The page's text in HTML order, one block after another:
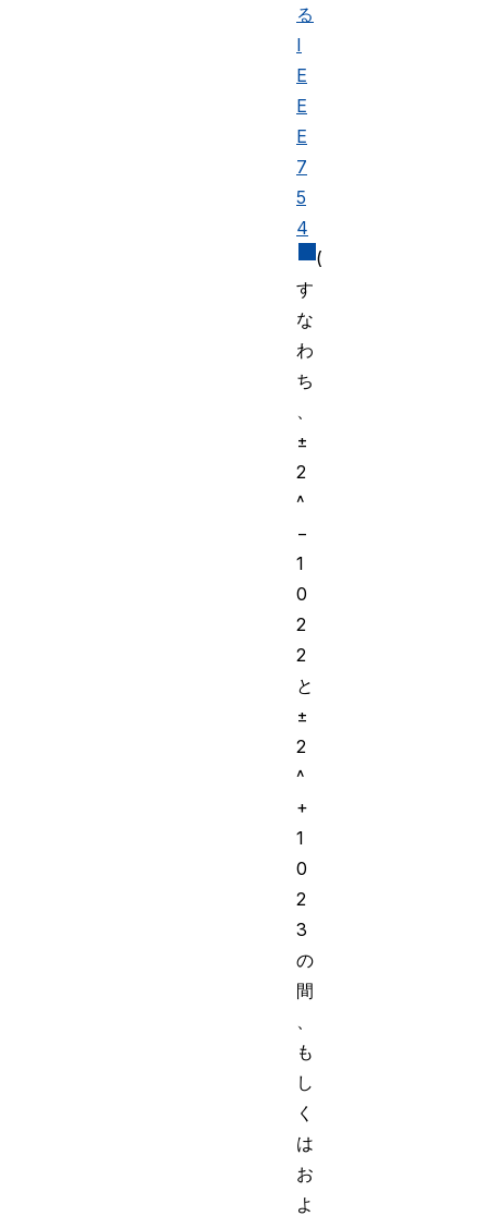
る
I
E
E
E
7
5
4
(
す
な
わ
ち
±
2
^
−
1
0
2
2
と
±
2
^
+
1
0
2
3
の
間
も
し
く
は
お
よ